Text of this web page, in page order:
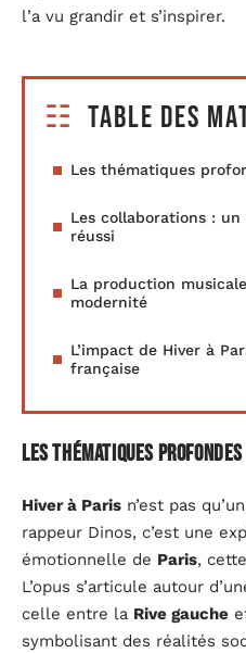
l’a vu grandir et s’inspirer.
Table des
Les thématiques
Les collaborations : un
réussi
La production
modernité
L’impact de Hiver à
française
Les thématiques profondes
Hiver à Paris n’est pas
rappeur Dinos, c’est une
émotionnelle de Paris,
L’opus s’articule autour
celle entre la Rive gauche
symbolisant des réalités